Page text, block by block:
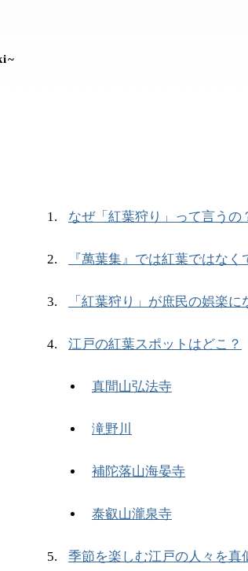
なぜ「紅葉狩り」って言うの
『萬葉集』では紅葉ではなく
「紅葉狩り」が庶民の娯楽
江戸の紅葉スポットはどこ？
真間山弘法寺
滝野川
補陀落山海晏寺
泰叡山瀧泉寺
季節を楽しむ江戸の人々を真